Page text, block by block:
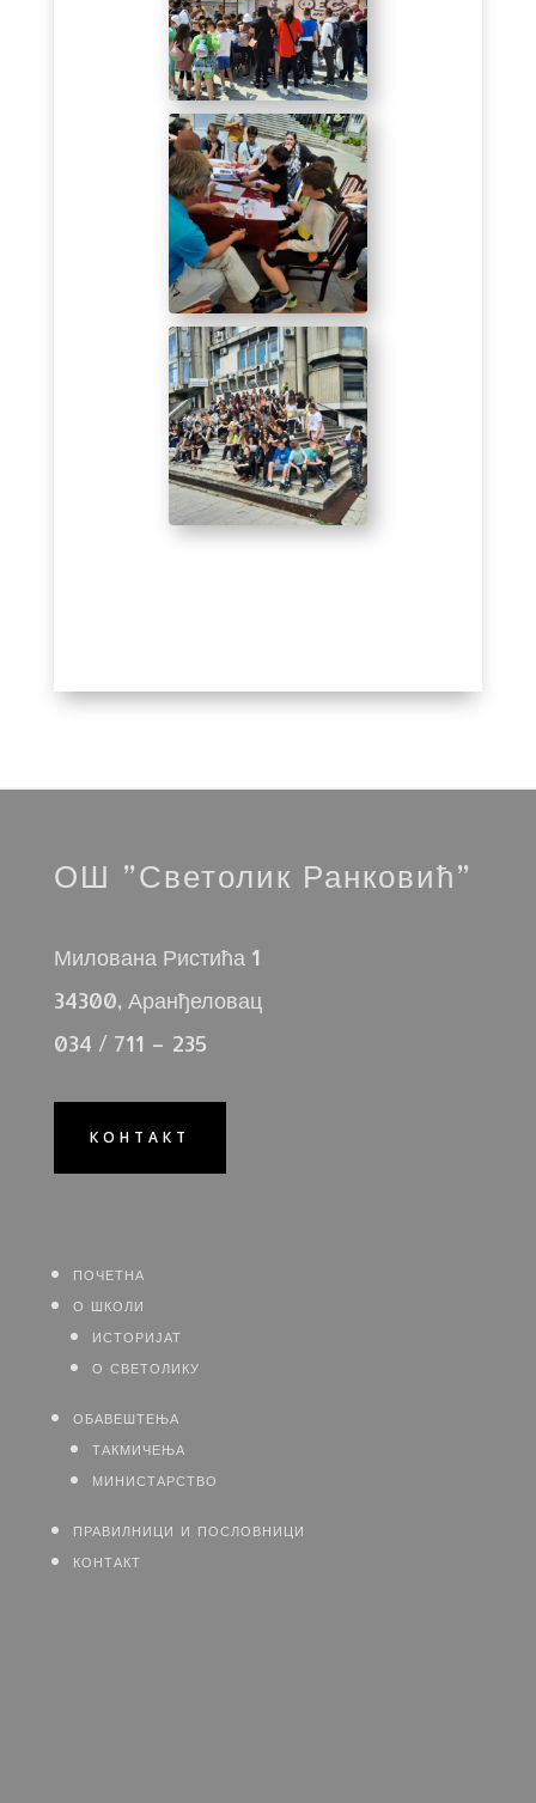
ОШ ”Светолик Ранковић”
Милована Ристића 1
34300, Аранђеловац
034 / 711 – 235
КОНТАКТ
почетна
о школи
историјат
о светолику
обавештења
такмичења
министарство
правилници и пословници
контакт